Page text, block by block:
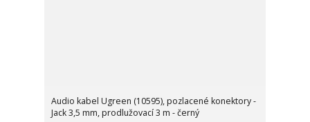
Audio kabel Ugreen (10595), pozlacené konektory -
Jack 3,5 mm, prodlužovací 3 m - černý